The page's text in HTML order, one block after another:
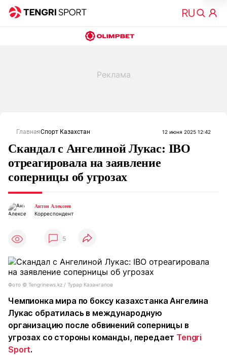
ГлавнаяСпорт Казахстан 12 июня 2025 12:42
Скандал с Ангелиной Лукас: IBO
отреагировала на заявление
соперницы об угрозах
Антон Алексеев
Корреспондент
5
Фото ©️ Tengrinews.kz / Турар Казангапов
Чемпионка мира по боксу казахстанка Ангелина
Лукас обратилась в международную
организацию после обвинений соперницы в
угрозах со стороны команды, передает Tengri
Sport.